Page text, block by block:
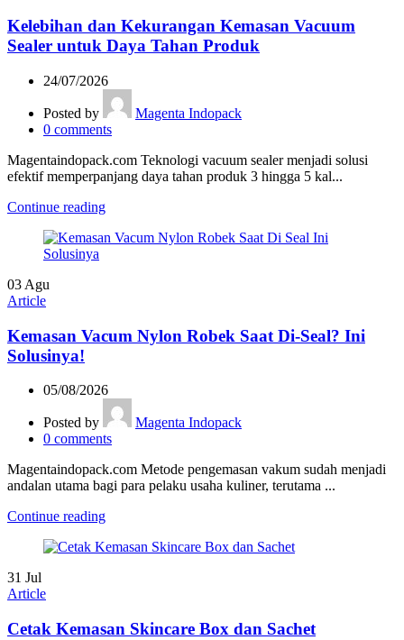
Kelebihan dan Kekurangan Kemasan Vacuum
Sealer untuk Daya Tahan Produk
24/07/2026
Posted by
Magenta Indopack
0 comments
Magentaindopack.com Teknologi vacuum sealer menjadi solusi
efektif memperpanjang daya tahan produk 3 hingga 5 kal...
Continue reading
03 Agu
Article
Kemasan Vacum Nylon Robek Saat Di-Seal? Ini
Solusinya!
05/08/2026
Posted by
Magenta Indopack
0 comments
Magentaindopack.com Metode pengemasan vakum sudah menjadi
andalan utama bagi para pelaku usaha kuliner, terutama ...
Continue reading
31 Jul
Article
Cetak Kemasan Skincare Box dan Sachet